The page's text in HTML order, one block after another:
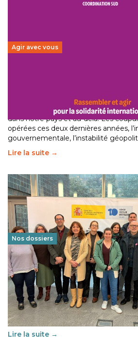
Agir avec vous
Le secteur humanitaire connaît des
dans notre pays et au-delà. Les
opérées ces deux dernières années,
gouvernementale, l’instabilité
Lire la suite →
Nos dossiers
Éducation au vivre-ensemble :
franco-espagnol pour changer
29 juin 2026-National
Cette année, l'UNSA Éducation a
soutenu par l'union Européenne et
au vivre-ensemble : quelles
Lire la suite →